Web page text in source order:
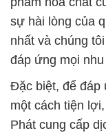
sự hài lòng của
nhất và chúng
đáp ứng mọi
Đặc biệt, để đáp
một cách tiện
Phát cung cấp